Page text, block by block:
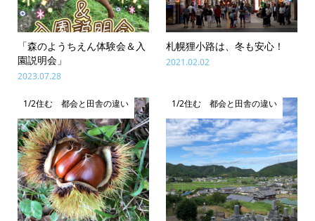
「森のようちえん体験会＆入
園説明会」
2023.07.28
札幌狸小路は、冬も安心！
2021.02.02
1/2住む 都会と田舎の違い 1/2住む 都会と田舎の違い